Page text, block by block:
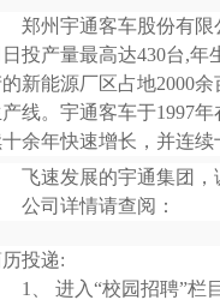
郑州宇通客车股份有
投产量最高达430台,年
的新能源厂区占地2000
线。宇通客车于1997
余年快速增长，并连
飞速发展的宇通集团，
公司详情请查阅：
投递:
1、 进入“校园招聘”栏